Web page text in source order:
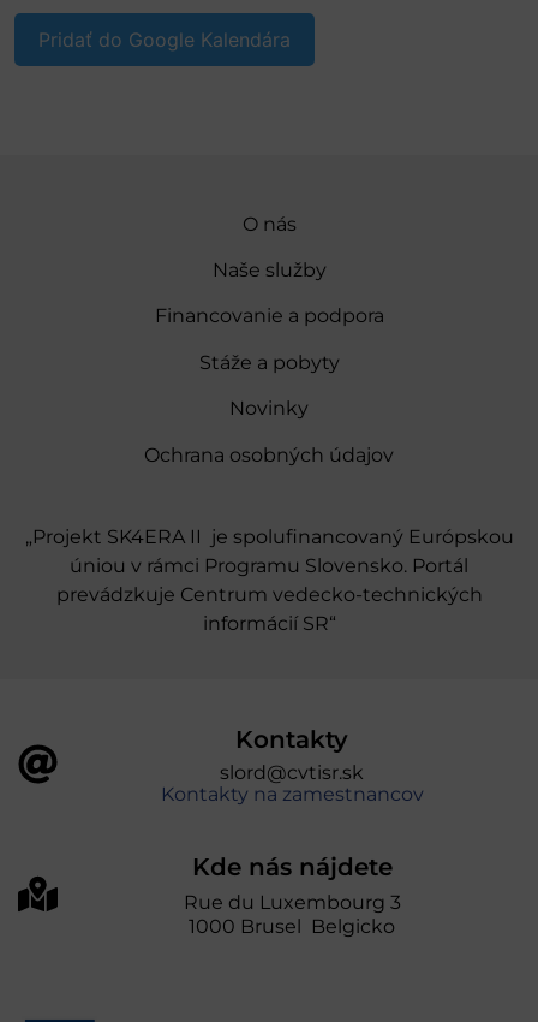
Pridať do Google Kalendára
O nás
Naše služby
Financovanie a podpora
Stáže a pobyty
Novinky
Ochrana osobných údajov
„Projekt SK4ERA II je spolufinancovaný Európskou
úniou v rámci Programu Slovensko. Portál
prevádzkuje Centrum vedecko-technických
informácií SR“
Kontakty
slord@cvtisr.sk
Kontakty na zamestnancov
Kde nás nájdete
Rue du Luxembourg 3
1000 Brusel Belgicko